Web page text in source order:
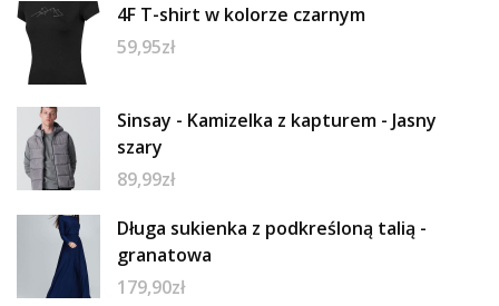
4F T-shirt w kolorze czarnym
59,95zł
Sinsay - Kamizelka z kapturem - Jasny
szary
89,99zł
Długa sukienka z podkreśloną talią -
granatowa
179,90zł